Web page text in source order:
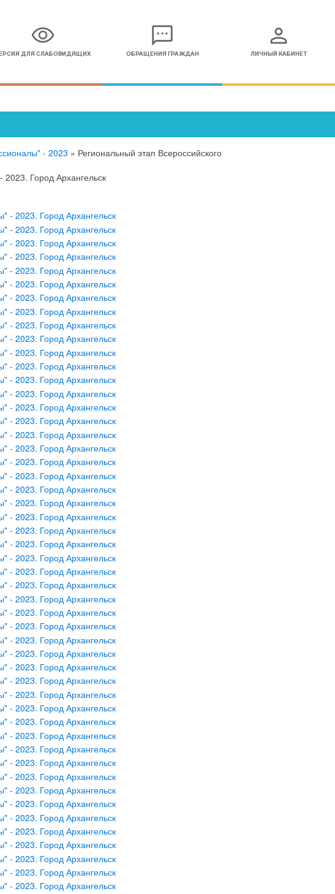
visibility
ДЛЯ СЛАБОВИДЯЩИХ
sms
ОБРАЩЕНИЯ ГРАЖДАН
person
ЛИЧНЫЙ КАБИНЕТ
- 2023 » Региональный этап Всероссийского
Город Архангельск